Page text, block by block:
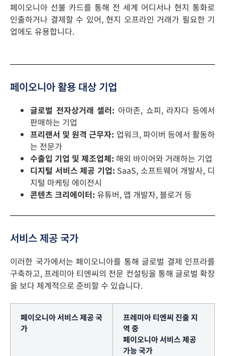
페이오니아 선불 카드를 통해 전 세계 어디서나 현지 통화로
인출하거나 결제할 수 있어, 현지 오프라인 거래가 필요한 기
업에도 유용합니다.
페이오니아 활용 대상 기업
글로벌 전자상거래 셀러: 아마존, 쇼피, 라자다 등에서
판매하는 기업
프리랜서 및 원격 근무자: 업워크, 파이버 등에서 활동하
는 전문가
수출입 기업 및 제조업체: 해외 바이어와 거래하는 기업
디지털 서비스 제공 기업: SaaS, 소프트웨어 개발사, 디
지털 마케팅 에이전시
콘텐츠 크리에이터: 유튜버, 앱 개발자, 블로거 등
서비스 제공 국가
이러한 국가에서는 페이오니아를 통해 글로벌 결제 인프라를
구축하고, 프레미아 티엔씨의 전문 컨설팅을 통해 글로벌 확장
을 보다 체계적으로 준비할 수 있습니다.
페이오니아 서비스 제공 국
가
프레미아 티엔씨 진출 지
역 중
페이오니아 서비스 제공
가능 국가